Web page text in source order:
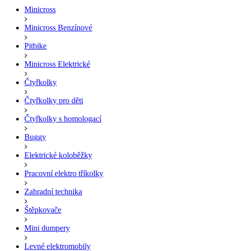
Minicross
Minicross Benzínové
Pitbike
Minicross Elektrické
Čtyřkolky
Čtyřkolky pro děti
Čtyřkolky s homologací
Buggy
Elektrické koloběžky
Pracovní elektro tříkolky
Zahradní technika
Štěpkovače
Mini dumpery
Levné elektromobily